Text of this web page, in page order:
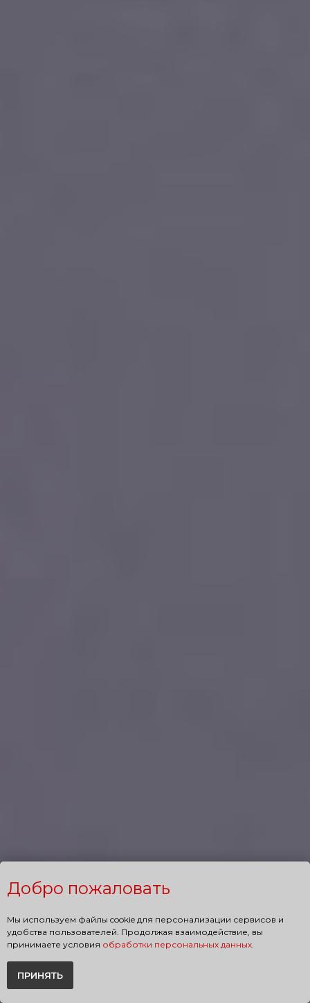
Добро пожаловать
Мы используем файлы cookie для персонализации сервисов и
удобства пользователей. Продолжая взаимодействие, вы
принимаете условия обработки персональных данных.
ПРИНЯТЬ